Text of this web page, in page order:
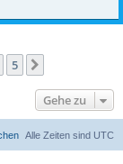
5
Gehe zu
Alle Zeiten sind UTC